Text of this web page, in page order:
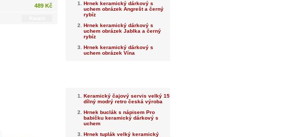
489 Kč
Hrnek keramický dárkový s
uchem obrázek Angrešt a černý
rybíz
Hrnek keramický dárkový s
uchem obrázek Jablka a černý
rybíz
Hrnek keramický dárkový s
uchem obrázek Vína
Keramický čajový servis velký 15
dílný modrý retro česká výroba
Hrnek buclák s nápisem Pro
babičku keramický dárkový s
uchem
Hrnek tuplák velký keramický